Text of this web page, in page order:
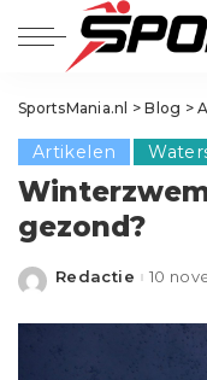
SportsMania.nl >Blog >
Artikelen
gezond?
Posted
Redactie 10